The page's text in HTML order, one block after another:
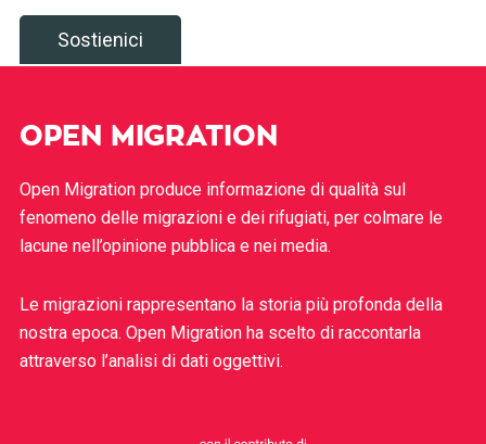
Sostienici
OPEN MIGRATION
Open Migration produce informazione di qualità sul
fenomeno delle migrazioni e dei rifugiati, per colmare le
lacune nell’opinione pubblica e nei media.
Le migrazioni rappresentano la storia più profonda della
nostra epoca. Open Migration ha scelto di raccontarla
attraverso l’analisi di dati oggettivi.